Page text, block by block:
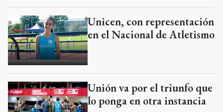
Unicen, con representación
en el Nacional de Atletismo
Unión va por el triunfo que
lo ponga en otra instancia